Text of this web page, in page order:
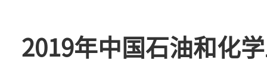
2019年中国石油和化